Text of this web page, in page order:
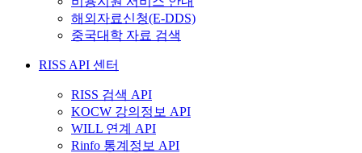
해외자료신청(E-DDS)
중국대학 자료 검색
RISS API 센터
RISS 검색 API
KOCW 강의정보 API
WILL 연계 API
Rinfo 통계정보 API